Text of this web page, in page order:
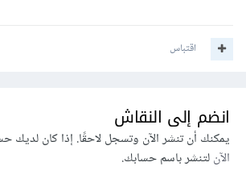
اقتباس
انضم إلى النقاش
يمكنك أن تنشر الآن وتسجل لاحقًا. إذا كان لديك
الآنلتنشر باسم حسابك.